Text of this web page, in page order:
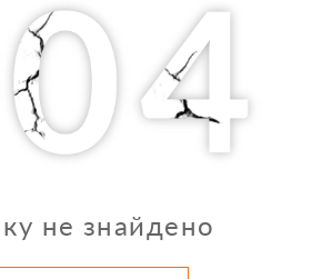
не знайдено